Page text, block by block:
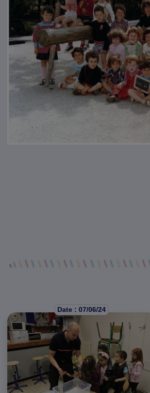
Date : 07/06/24